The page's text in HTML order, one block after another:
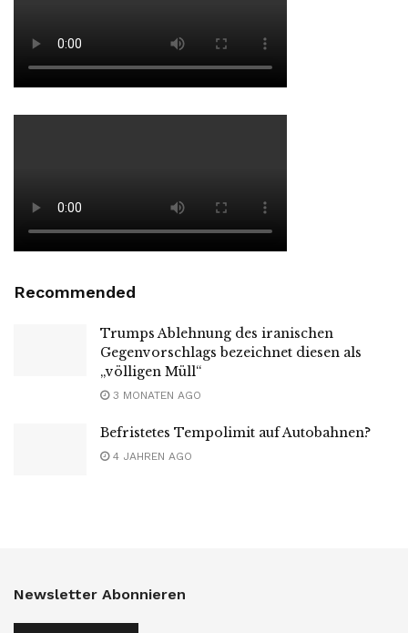
Recommended
Trumps Ablehnung des iranischen
Gegenvorschlags bezeichnet diesen als
„völligen Müll“
3 MONATEN AGO
Befristetes Tempolimit auf Autobahnen?
4 JAHREN AGO
Newsletter Abonnieren